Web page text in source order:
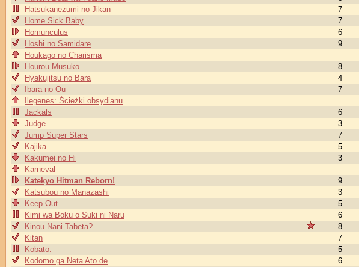
Hatsukanezumi no Jikan
7
Home Sick Baby
7
Homunculus
6
Hoshi no Samidare
9
Houkago no Charisma
Hourou Musuko
8
Hyakujitsu no Bara
4
Ibara no Ou
7
Ilegenes: Ścieżki obsydianu
Jackals
6
Judge
3
Jump Super Stars
7
Kajika
5
Kakumei no Hi
3
Karneval
Katekyo Hitman Reborn!
9
Katsubou no Manazashi
3
Keep Out
5
Kimi wa Boku o Suki ni Naru
6
Kinou Nani Tabeta?
8
Kitan
7
Kobato.
5
Kodomo ga Neta Ato de
6